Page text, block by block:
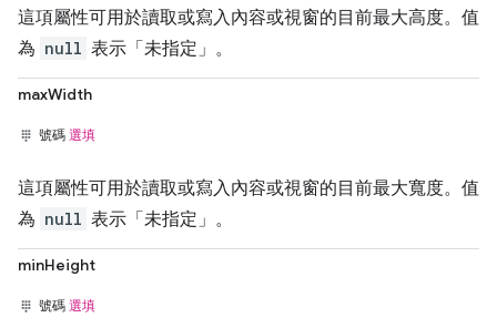
這項屬性可用於讀取或寫入內容或視窗的目前最大高度。值
為 null 表示「未指定」。
maxWidth
號碼 選填
這項屬性可用於讀取或寫入內容或視窗的目前最大寬度。值
為 null 表示「未指定」。
minHeight
號碼 選填